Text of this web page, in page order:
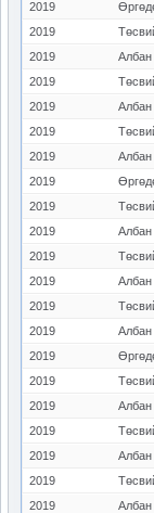
2019
2019
2019
2019
2019
2019
2019
2019
2019
2019
2019
2019
2019
2019
2019
2019
2019
2019
2019
2019
2019